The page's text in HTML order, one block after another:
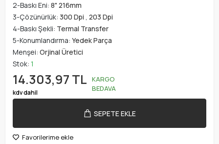
2-Baskı Eni: 8" 216mm
3-Çözünürlük: 300 Dpi , 203 Dpi
4-Baskı Şekli: Termal Transfer
5-Konumlandırma: Yedek Parça
Menşei: Orjinal Üretici
Stok: 1
14.303,97 TL
kdv dahil
KARGO
BEDAVA
SEPETE EKLE
Favorilerime ekle